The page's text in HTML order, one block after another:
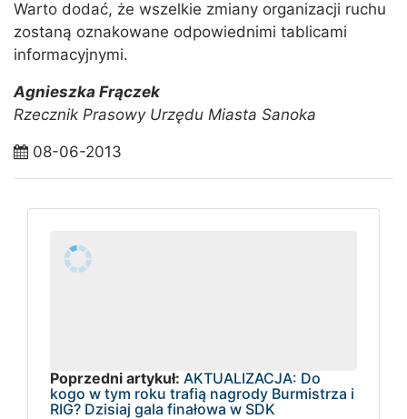
Warto dodać, że wszelkie zmiany organizacji ruchu
zostaną oznakowane odpowiednimi tablicami
informacyjnymi.
Agnieszka Frączek
Rzecznik Prasowy Urzędu Miasta Sanoka
08-06-2013
Poprzedni artykuł: AKTUALIZACJA: Do
kogo w tym roku trafią nagrody Burmistrza i
RIG? Dzisiaj gala finałowa w SDK